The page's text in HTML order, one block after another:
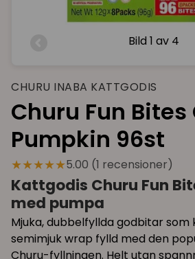
Bild 1 av 4
CHURU INABA KATTGODIS
Churu Fun
Pumpkin 96st
★★★★★5.00 (1 recensioner)
Kattgodis Churu Fun
med pumpa
Mjuka, dubbelfyllda godbitar som
semimjuk wrap fylld med den
Churu-fyllningen. Helt utan